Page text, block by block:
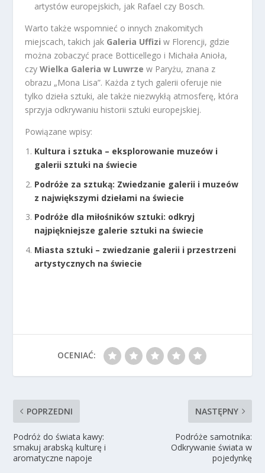
artystów europejskich, jak Rafael czy Bosch.
Warto także wspomnieć o innych znakomitych
miejscach, takich jak Galeria Uffizi w Florencji, gdzie
można zobaczyć prace Botticellego i Michała Anioła,
czyWielka Galeria w Luwrze w Paryżu, znana z
obrazu „Mona Lisa”. Każda z tych galerii oferuje nie
tylko dzieła sztuki, ale także niezwykłą atmosferę, która
sprzyja odkrywaniu historii sztuki europejskiej.
Powiązane wpisy:
Kultura i sztuka – eksplorowanie muzeów i
galerii sztuki na świecie
Podróże za sztuką: Zwiedzanie galerii i muzeów
z największymi dziełami na świecie
Podróże dla miłośników sztuki: odkryj
najpiękniejsze galerie sztuki na świecie
Miasta sztuki – zwiedzanie galerii i przestrzeni
artystycznych na świecie
OCENIAĆ:
POPRZEDNI
Podróż do świata kawy:
smakuj arabską kulturę i
aromatyczne napoje
NASTĘPNY
Podróże samotnika:
Odkrywanie świata w
pojedynkę